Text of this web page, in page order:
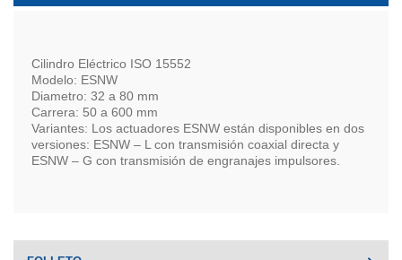
Cilindro Eléctrico ISO 15552
Modelo: ESNW
Diametro: 32 a 80 mm
Carrera: 50 a 600 mm
Variantes: Los actuadores ESNW están disponibles en dos
versiones: ESNW – L con transmisión coaxial directa y
ESNW – G con transmisión de engranajes impulsores.